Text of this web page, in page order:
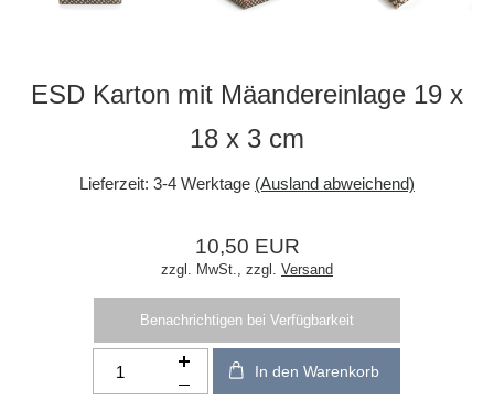
ESD Karton mit Mäandereinlage 19 x
18 x 3 cm
Lieferzeit: 3-4 Werktage (Ausland abweichend)
10,50 EUR
zzgl. MwSt., zzgl. Versand
Benachrichtigen bei Verfügbarkeit
In den Warenkorb